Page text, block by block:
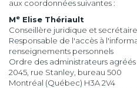
aux coordonnées suivantes :
Me Elise Thériault
Conseillère juridique et
Responsable de l'accès à
renseignements personnels
Ordre des administrateurs
2045, rue Stanley, bureau 500
Montréal (Québec) H3A 2V4